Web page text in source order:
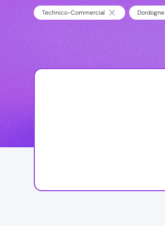
Technico-Commercial Dordogne